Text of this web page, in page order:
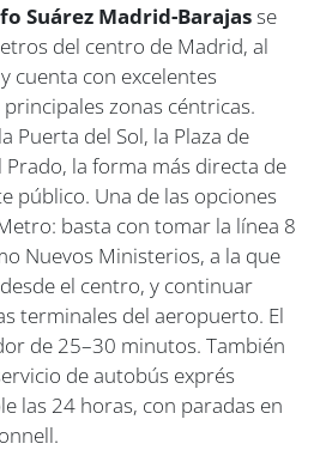
Suárez Madrid-Barajasse
del centro de Madrid, al
cuenta con excelentes
zonas céntricas.
Puerta del Sol, la Plaza de
Prado, la forma más directa de
público. Una de las opciones
basta con tomar la línea 8
Nuevos Ministerios, a la que
el centro, y continuar
terminales del aeropuerto. El
de 25–30 minutos. También
de autobús exprés
las 24 horas, con paradas en